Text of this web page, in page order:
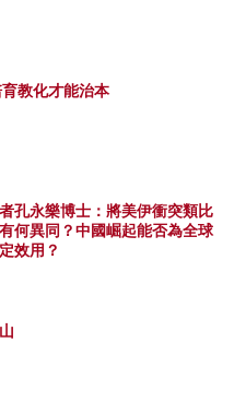
教化才能治本
孔永樂博士：將美伊衝突類比
何異同？中國崛起能否為全球
效用？